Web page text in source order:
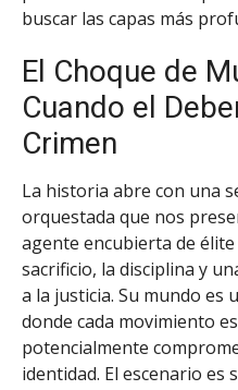
buscar las capas más
El Choque de
Cuando el
Crimen
La historia abre con una
orquestada que nos
agente encubierta de
sacrificio, la disciplina y
a la justicia. Su mundo es
donde cada movimiento
potencialmente
identidad. El escenario